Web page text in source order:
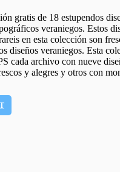
gratis de 18 estupendos
veraniegos. Estos
en esta colección son
diseños veraniegos. Esta
cada archivo con nueve
y alegres y otros con